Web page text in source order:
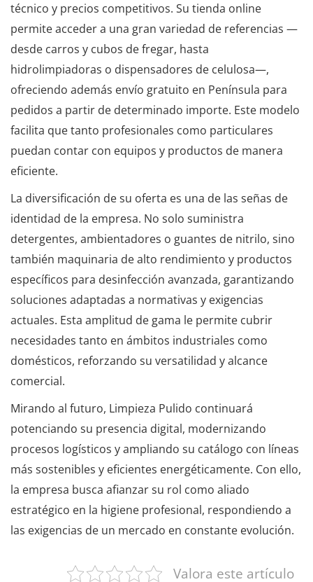
técnico y precios competitivos. Su tienda online
permite acceder a una gran variedad de referencias —
desde carros y cubos de fregar, hasta
hidrolimpiadoras o dispensadores de celulosa—,
ofreciendo además envío gratuito en Península para
pedidos a partir de determinado importe. Este modelo
facilita que tanto profesionales como particulares
puedan contar con equipos y productos de manera
eficiente.
La diversificación de su oferta es una de las señas de
identidad de la empresa. No solo suministra
detergentes, ambientadores o guantes de nitrilo, sino
también maquinaria de alto rendimiento y productos
específicos para desinfección avanzada, garantizando
soluciones adaptadas a normativas y exigencias
actuales. Esta amplitud de gama le permite cubrir
necesidades tanto en ámbitos industriales como
domésticos, reforzando su versatilidad y alcance
comercial.
Mirando al futuro, Limpieza Pulido continuará
potenciando su presencia digital, modernizando
procesos logísticos y ampliando su catálogo con líneas
más sostenibles y eficientes energéticamente. Con ello,
la empresa busca afianzar su rol como aliado
estratégico en la higiene profesional, respondiendo a
las exigencias de un mercado en constante evolución.
Valora este artículo